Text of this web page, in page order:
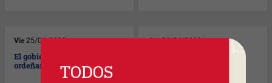
Vie 25/04/2008
El gobierno también quiere
ordeñar.
Jue24/04/2008